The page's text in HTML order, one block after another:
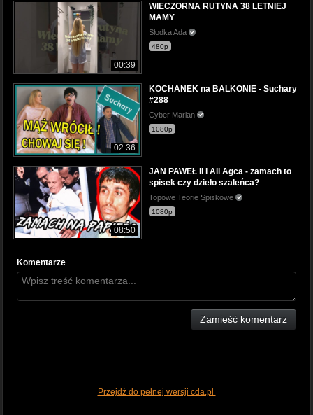
00:39
WIECZORNA RUTYNA 38 LETNIEJ
MAMY
Słodka Ada
480p
02:36
KOCHANEK na BALKONIE - Suchary
#288
Cyber Marian
1080p
08:50
JAN PAWEŁ II i Ali Agca - zamach to
spisek czy dzieło szaleńca?
Topowe Teorie Spiskowe
1080p
Komentarze
Zamieść komentarz
Przejdź do pełnej wersji cda.pl